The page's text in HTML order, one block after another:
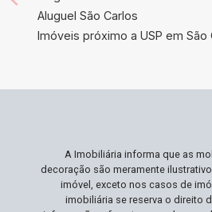
Aluguel São Carlos
Imóveis próximo a USP em São
A Imobiliária informa que as
decoração são meramente
imóvel, exceto nos casos de
imobiliária se reserva o direito